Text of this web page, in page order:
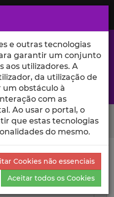
e ciência no Iscte
Descrição Detalhada da
e outras tecnologias
garantir um conjunto
aos utilizadores. A
da utilização de
um obstáculo à
com as
Ao usar o portal, o
que estas tecnologias
do mesmo.
Cookies não essenciais
Aceitar todos os Cookies